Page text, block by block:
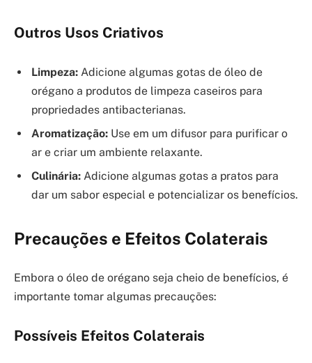
Outros Usos Criativos
Limpeza: Adicione algumas gotas de óleo de
orégano a produtos de limpeza caseiros para
propriedades antibacterianas.
Aromatização: Use em um difusor para purificar o
ar e criar um ambiente relaxante.
Culinária: Adicione algumas gotas a pratos para
dar um sabor especial e potencializar os benefícios.
Precauções e Efeitos Colaterais
Embora o óleo de orégano seja cheio de benefícios, é
importante tomar algumas precauções:
Possíveis Efeitos Colaterais